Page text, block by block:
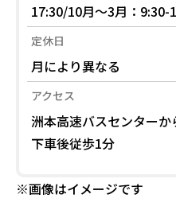
17:30/10月～3月：9:30-
定休日
月により異なる
アクセス
洲本高速バスセンター
下車後従歩1分
※画像はイメージです